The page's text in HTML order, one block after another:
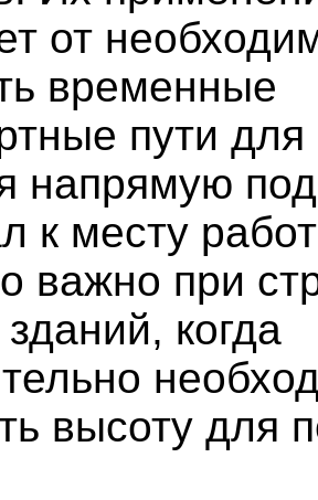
от
временные
пути для
напрямую
к месту
важно при
когда
высоту для